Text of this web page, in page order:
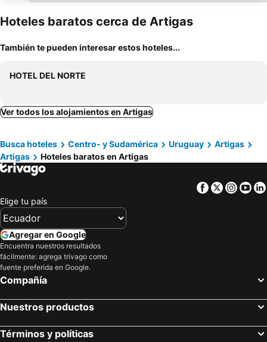
Hoteles baratos cerca de Artigas
También te pueden interesar estos hoteles...
HOTEL DEL NORTE
Ver todos los alojamientos en Artigas
Busca hoteles Centro- y Sudamérica Uruguay
Artigas
Artigas
Hoteles baratos en Artigas
Facebook
Twitter
Elige tu país
Agregar en Google
Encuentra nuestros resultados
fácilmente: agrega trivago como
fuente preferida en Google.
Compañía
Nuestros productos
Términos y políticas